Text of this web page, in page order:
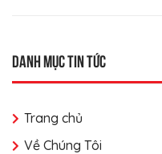
Danh mục tin tức
Trang chủ
Về Chúng Tôi